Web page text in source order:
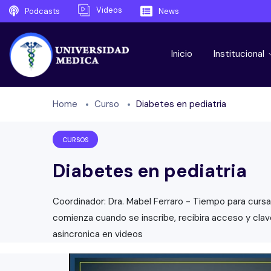
Podcasts Videos News
Inicio Institucional
Home Curso Diabetes en pediatria
CURSOS
Diabetes en pediatria
Coordinador: Dra. Mabel Ferraro - Tiempo para
comienza cuando se inscribe, recibira acceso y
asincronica en videos